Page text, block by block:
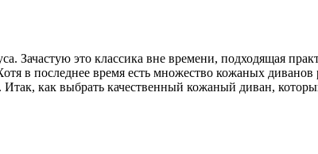
Зачастую это классика вне времени, подходящая
в последнее время есть множество кожаных
как выбрать качественный кожаный диван,